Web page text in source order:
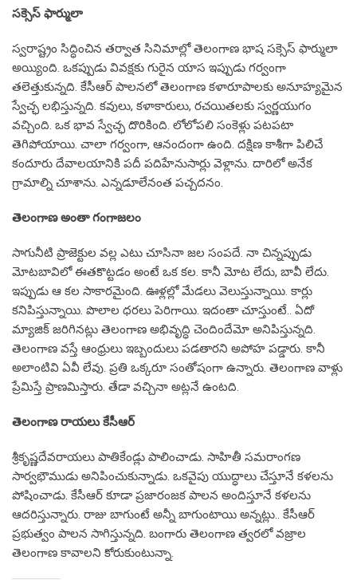
సక్సెస్‌ ఫార్ములా
స్వరాష్ట్రం సిద్ధించిన తర్వాత సినిమాల్లో తెలంగాణ భాష సక్సెస్‌ ఫార్ములా
అయ్యింది. ఒకప్పుడు వివక్షకు గురైన యాస ఇప్పుడు గర్వంగా
తలెత్తుకున్నది. కేసీఆర్‌ పాలనలో తెలంగాణ కళారూపాలకు అనూహ్యమైన
స్వేచ్ఛ లభిస్తున్నది. కవులు, కళాకారులు, రచయితలకు స్వర్ణయుగం
వచ్చింది. ఒక భావ స్వేచ్ఛ దొరికింది. లోలోపలి సంకెళ్లు పటపటా
తెగిపోయాయి. చాలా గర్వంగా, ఆనందంగా ఉంది. దక్షిణ కాశీగా పిలిచే
కందూరు దేవాలయానికి పదీ పదిహేనుసార్లు వెళ్లాను. దారిలో అనేక
గ్రామాల్ని చూశాను. ఎన్నడూలేనంత పచ్చదనం.
తెలంగాణ అంతా గంగాజ‌లం
సాగునీటి ప్రాజెక్టుల వల్ల ఎటు చూసినా జల సంపదే. నా చిన్నప్పుడు
మోటబావిలో ఈతకొట్టడం అంటే ఒక కల. కానీ మోట లేదు, బావీ లేదు.
ఇప్పుడు ఆ కల సాకారమైంది. ఊళ్లల్లో మేడలు వెలుస్తున్నాయి. కార్లు
కనిపిస్తున్నాయి. పొలాల ధరలు పెరిగాయి. ఇదంతా చూస్తుంటే.. ఏదో
మ్యాజిక్‌ జరిగినట్లు తెలంగాణ అభివృద్ధి చెందిందేమో అనిపిస్తున్నది.
తెలంగాణ వస్తే ఆంధ్రులు ఇబ్బందులు పడతారని అపోహ పడ్డారు. కానీ
అలాంటివి ఏవీ లేవు. ప్రతి ఒక్కరూ సంతోషంగా ఉన్నారు. తెలంగాణ వాళ్లు
ప్రేమిస్తే ప్రాణమిస్తారు. తేడా వచ్చినా అట్లనే ఉంటది.
తెలంగాణ రాయలు కేసీఆర్‌
శ్రీకృష్ణదేవరాయలు పాతికేండ్లు పాలించాడు. సాహితీ సమరాంగణ
సార్వభౌముడు అనిపించుకున్నాడు. ఒకవైపు యుద్ధాలు చేస్తూనే కళలను
పోషించాడు. కేసీఆర్‌ కూడా ప్రజారంజక పాలన అందిస్తూనే కళలను
ఆదరిస్తున్నారు. రాజు బాగుంటే అన్నీ బాగుంటాయి అన్నట్లు.. కేసీఆర్‌
ప్రభుత్వం పాలన సాగిస్తున్నది. బంగారు తెలంగాణ త్వరలో వజ్రాల
తెలంగాణ కావాలని కోరుకుంటున్నా.